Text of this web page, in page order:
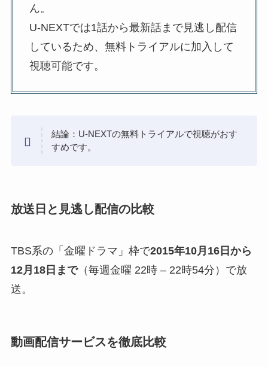
ん。
U-NEXTでは1話から最新話まで見逃し配信
しているため、無料トライアルに加入して
視聴可能です。
結論：U-NEXTの無料トライアルで視聴がおす
すめです。
放送日と見逃し配信の比較
TBS系の「金曜ドラマ」枠で2015年10月16日から
12月18日まで（毎週金曜 22時 – 22時54分）で放
送。
動画配信サービスを徹底比較